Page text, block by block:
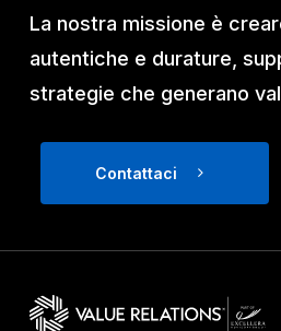
La nostra missione è
autentiche e durature,
strategie che generano
Contattaci